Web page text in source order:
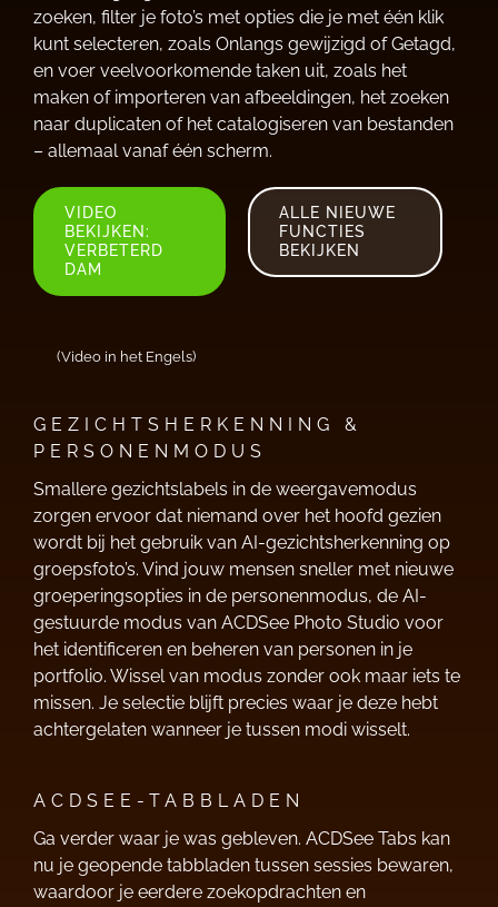
zoeken, filter je foto’s met opties die je met één klik
kunt selecteren, zoals Onlangs gewijzigd of Getagd,
en voer veelvoorkomende taken uit, zoals het
maken of importeren van afbeeldingen, het zoeken
naar duplicaten of het catalogiseren van bestanden
– allemaal vanaf één scherm.
VIDEO
BEKIJKEN:
VERBETERD
DAM
ALLE NIEUWE
FUNCTIES
BEKIJKEN
(Video in het Engels)
GEZICHTSHERKENNING &
PERSONENMODUS
Smallere gezichtslabels in de weergavemodus
zorgen ervoor dat niemand over het hoofd gezien
wordt bij het gebruik van AI-gezichtsherkenning op
groepsfoto’s. Vind jouw mensen sneller met nieuwe
groeperingsopties in de personenmodus, de AI-
gestuurde modus van ACDSee Photo Studio voor
het identificeren en beheren van personen in je
portfolio. Wissel van modus zonder ook maar iets te
missen. Je selectie blijft precies waar je deze hebt
achtergelaten wanneer je tussen modi wisselt.
ACDSEE-TABBLADEN
Ga verder waar je was gebleven. ACDSee Tabs kan
nu je geopende tabbladen tussen sessies bewaren,
waardoor je eerdere zoekopdrachten en